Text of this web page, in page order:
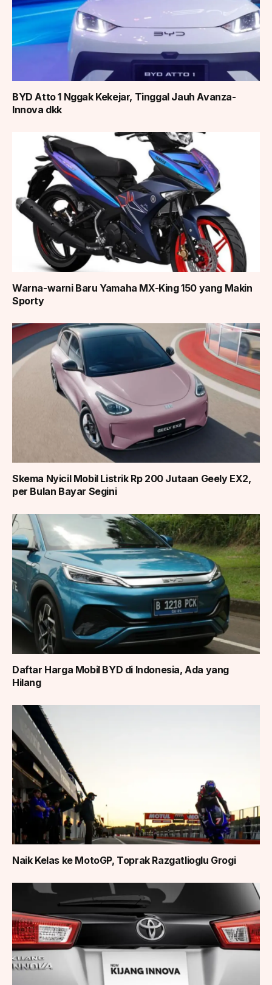
BYD Atto 1 Nggak Kekejar, Tinggal Jauh Avanza-
Innova dkk
Warna-warni Baru Yamaha MX-King 150 yang Makin
Sporty
Skema Nyicil Mobil Listrik Rp 200 Jutaan Geely EX2,
per Bulan Bayar Segini
Daftar Harga Mobil BYD di Indonesia, Ada yang
Hilang
Naik Kelas ke MotoGP, Toprak Razgatlioglu Grogi